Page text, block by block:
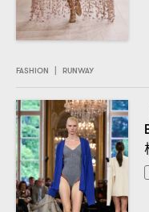
FASHION RUNWAY